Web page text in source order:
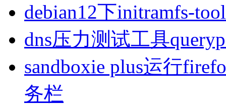
debian12下initramfs-
dns压力测试工具
sandboxie plus运行
务栏